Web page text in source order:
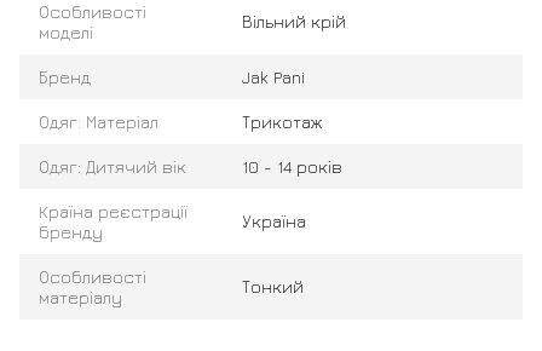
Особливості
моделі
Вільний крій
Бренд Jak Pani
Одяг: Матеріал Трикотаж
Одяг: Дитячий вік 10 - 14 років
Країна реєстрації
бренду
Україна
Особливості
матеріалу
Тонкий